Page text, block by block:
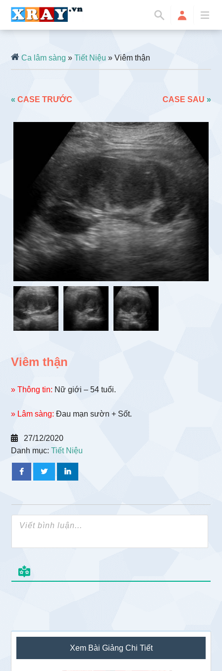
Ca lâm sàng »Tiết Niệu » Viêm thận
«CASE TRƯỚC CASE SAU »
Viêm thận
» Thông tin: Nữ giới – 54 tuổi.
» Lâm sàng: Đau mạn sườn + Sốt.
27/12/2020
Danh mục:Tiết Niệu
Sidebar
chính
Xem Bài Giảng Chi Tiết